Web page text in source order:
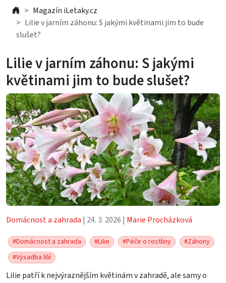
Magazín iLetaky.cz
Lilie v jarním záhonu: S jakými květinami jim to bude
slušet?
Lilie v jarním záhonu: S jakými
květinami jim to bude slušet?
Domácnost a zahrada | 24. 3. 2026 | Marie Procházková
#Domácnost a zahrada #Lilie #Péče o rostliny
#Záhony
#Výsadba lilií
Lilie patří k nejvýraznějším květinám v zahradě, ale samy o